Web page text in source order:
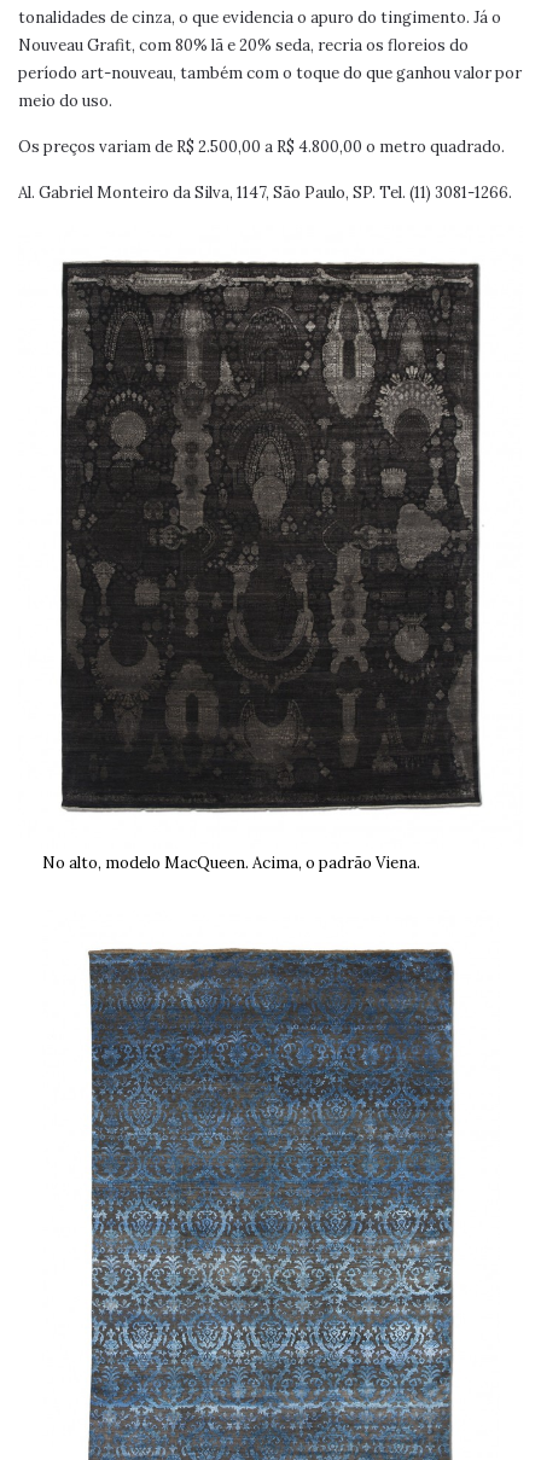
tonalidades de cinza, o que evidencia o apuro do tingimento. Já o
Nouveau Grafit, com 80% lã e 20% seda, recria os floreios do
período art-nouveau, também com o toque do que ganhou valor por
meio do uso.
Os preços variam de R$ 2.500,00 a R$ 4.800,00 o metro quadrado.
Al. Gabriel Monteiro da Silva, 1147, São Paulo, SP. Tel. (11) 3081-1266.
No alto, modelo MacQueen. Acima, o padrão Viena.